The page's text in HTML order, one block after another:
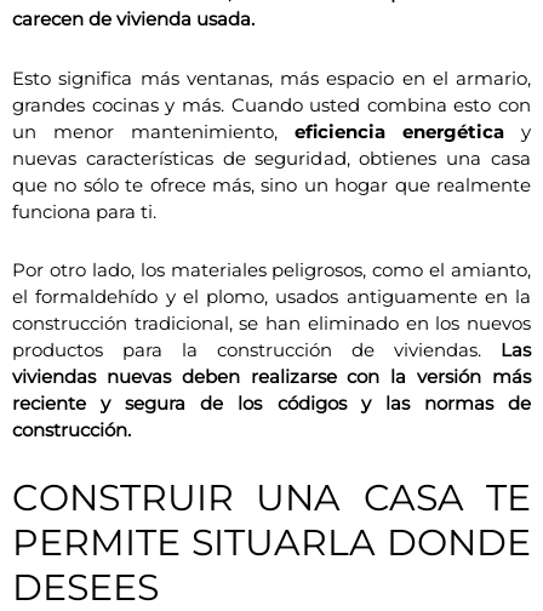
carecen de vivienda usada.
Esto significa más ventanas, más espacio en el armario,
grandes cocinas y más. Cuando usted combina esto con
un menor mantenimiento, eficiencia energética y
nuevas características de seguridad, obtienes una casa
que no sólo te ofrece más, sino un hogar que realmente
funciona para ti.
Por otro lado, los materiales peligrosos, como el amianto,
el formaldehído y el plomo, usados antiguamente en la
construcción tradicional, se han eliminado en los nuevos
productos para la construcción de viviendas. Las
viviendas nuevas deben realizarse con la versión más
reciente y segura de los códigos y las normas de
construcción.
CONSTRUIR UNA CASA TE
PERMITE SITUARLA DONDE
DESEES